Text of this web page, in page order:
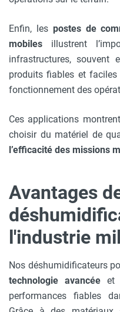
Enfin, les postes de
mobiles illustrent
infrastructures, souvent
produits fiables et
fonctionnement des
Ces applications
choisir du matériel de
l’efficacité des missions
Avantages
l'industrie
Nos déshumidificateurs
technologie avancéeet
performances fiables